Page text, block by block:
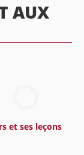
AUX
et ses leçons